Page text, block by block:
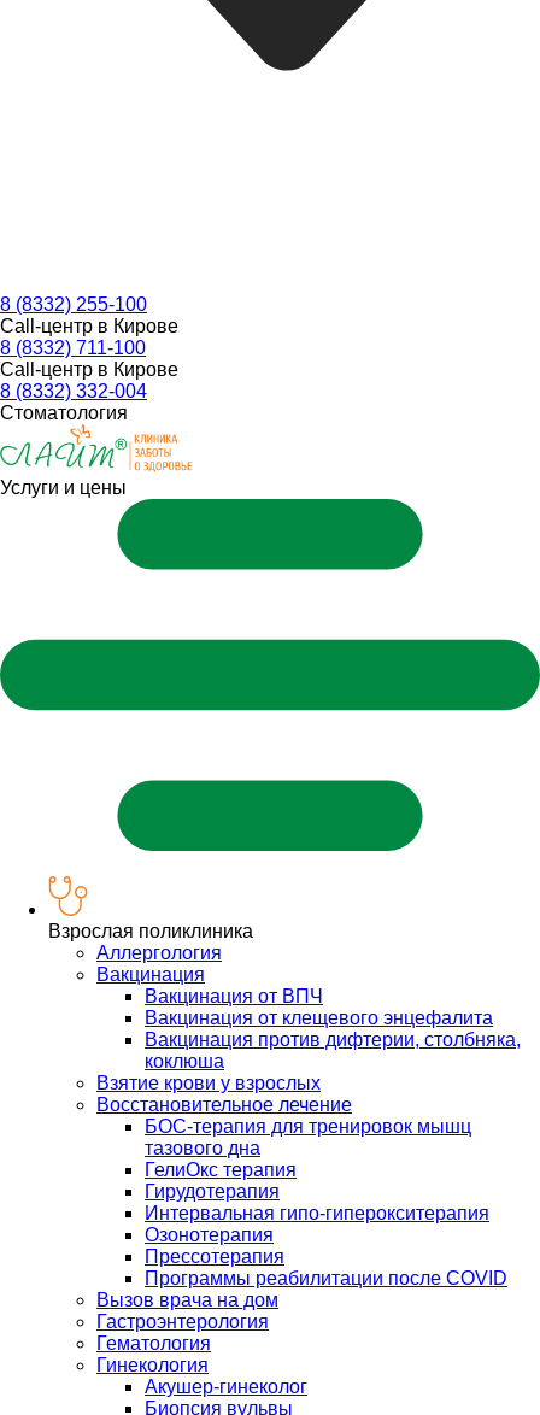
8 (8332) 255-100
Call-центр в Кирове
8 (8332) 711-100
Call-центр в Кирове
8 (8332) 332-004
Стоматология
Услуги и цены
Взрослая поликлиника
Аллергология
Вакцинация
Вакцинация от ВПЧ
Вакцинация от клещевого энцефалита
Вакцинация против дифтерии, столбняка,
коклюша
Взятие крови у взрослых
Восстановительное лечение
БОС-терапия для тренировок мышц
тазового дна
ГелиОкс терапия
Гирудотерапия
Интервальная гипо-гиперокситерапия
Озонотерапия
Прессотерапия
Программы реабилитации после СOVID
Вызов врача на дом
Гастроэнтерология
Гематология
Гинекология
Акушер-гинеколог
Биопсия вульвы